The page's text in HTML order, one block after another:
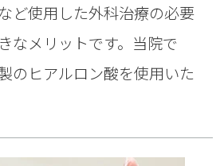
ございます。万が一、
用し、体調に問題が発
院までご連絡下さい。
ルギーを発症したこと
くはアレルギー体質の
ど使用した外科治療の必要
なメリットです。当院で
のヒアルロン酸を使用いた